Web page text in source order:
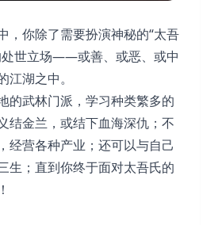
，你除了需要扮演神秘的“太吾
处世立场——或善、或恶、或中
湖之中。
的武林门派，学习种类繁多的
结金兰，或结下血海深仇；不
经营各种产业；还可以与自己
生；直到你终于面对太吾氏的